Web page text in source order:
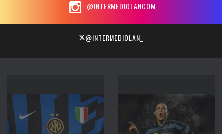
@INTERMEDIOLANCOM
@INTERMEDIOLAN_